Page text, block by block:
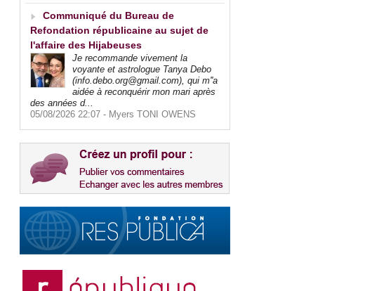
Communiqué du Bureau de
Refondation républicaine au sujet de
l'affaire des Hijabeuses
Je recommande vivement la
voyante et astrologue Tanya Debo
(info.debo.org@gmail.com), qui m''a
aidée à reconquérir mon mari après
des années d...
05/08/2026 22:07 - Myers TONI OWENS